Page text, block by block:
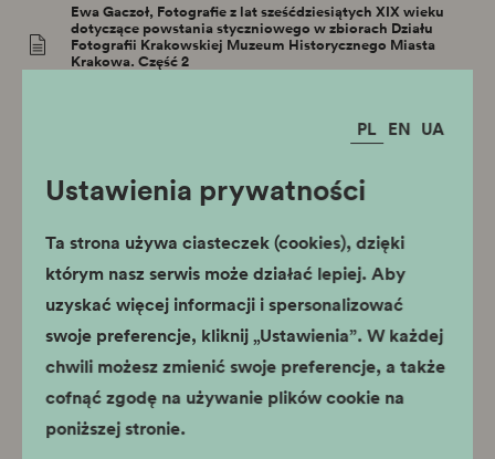
PL EN UA
Ustawienia prywatności
Ta strona używa ciasteczek (cookies), dzięki
którym nasz serwis może działać lepiej. Aby
uzyskać więcej informacji i spersonalizować
swoje preferencje, kliknij „Ustawienia”. W każdej
chwili możesz zmienić swoje preferencje, a także
cofnąć zgodę na używanie plików cookie na
poniższej stronie.
Ewa Gaczoł, Fotografie z lat sześćdziesiątych XIX wieku
dotyczące powstania styczniowego w zbiorach Działu
Fotografii Krakowskiej Muzeum Historycznego Miasta
Krakowa. Część 2
Elżbieta Lang, Z dziejów krakowskich pomników.
Robert Gaweł, Podgórska strażnica pożarna
(7.09 MB)
Magdalena Kwiecińska, Emaus – tradycja
krakowskiego pielgrzymowania
(11.13 MB)
Maria Zientara, Sztuka artystek polskich w latach 1939–
2010. Część 1. Artystki w latach II wojny światowej